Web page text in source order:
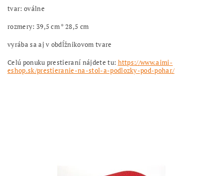
tvar: oválne
rozmery: 39,5 cm * 28,5 cm
vyrába sa aj v obdĺžnikovom tvare
Celú ponuku prestieraní nájdete tu: https://www.aimi-
eshop.sk/prestieranie-na-stol-a-podlozky-pod-pohar/